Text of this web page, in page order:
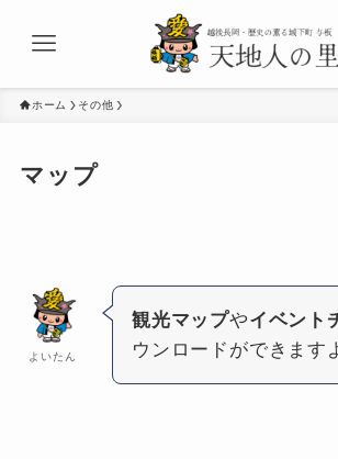
ホーム その他
マップ
よいたん
観光マップやイベント
ウンロードができます